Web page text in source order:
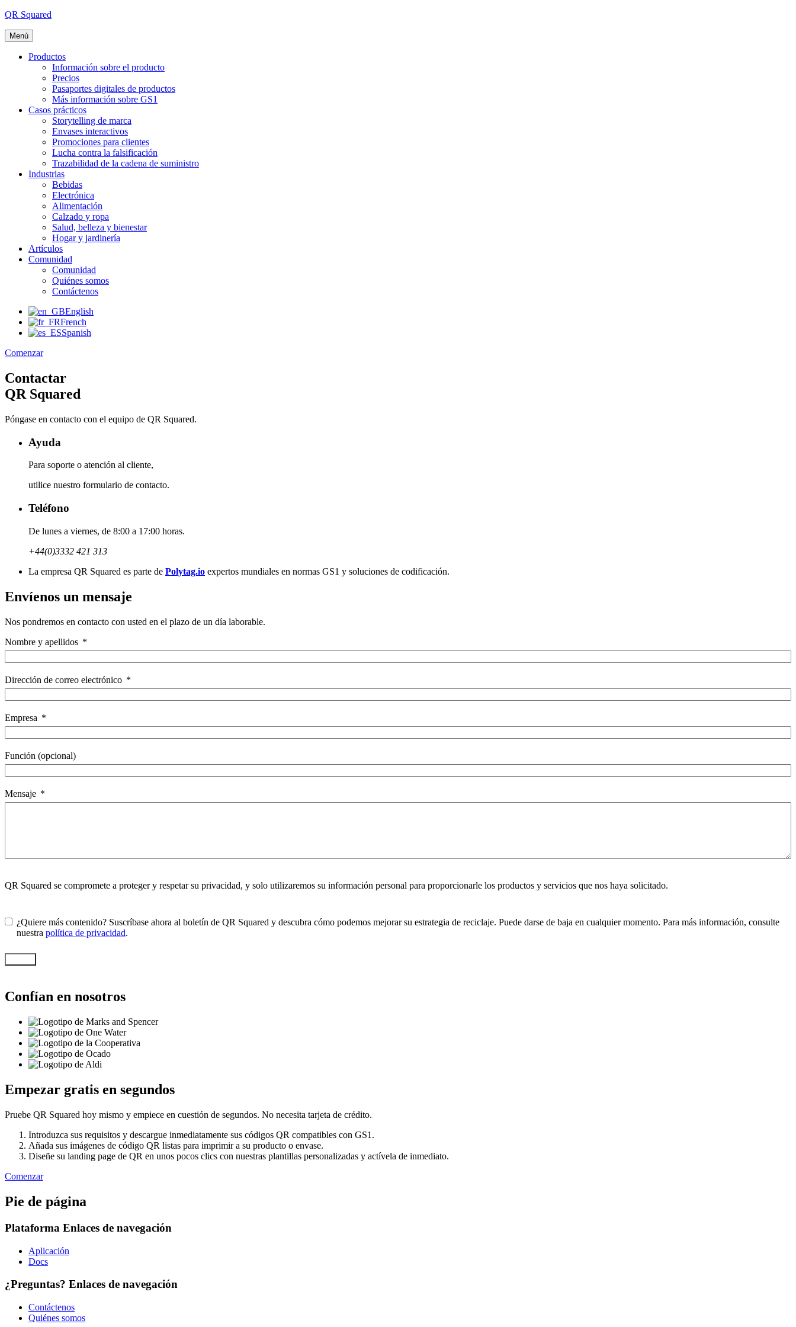
Saltar
contenido
QR Squared
Menú
Productos
Información sobre el producto
Precios
Pasaportes digitales de productos
Más información sobre GS1
Casos prácticos
Storytelling de marca
Envases interactivos
Promociones para clientes
Lucha contra la falsificación
Trazabilidad de la cadena de suministro
Industrias
Bebidas
Electrónica
Alimentación
Calzado y ropa
Salud, belleza y bienestar
Hogar y jardinería
Artículos
Comunidad
Comunidad
Quiénes somos
Contáctenos
English
French
Spanish
Comenzar
Contactar
QR Squared
Póngase en contacto con el equipo de QR Squared.
Ayuda
Para soporte o atención al cliente,
utilice nuestro formulario de contacto.
Teléfono
De lunes a viernes, de 8:00 a 17:00 horas.
+44(0)3332 421 313
La empresa QR Squared es parte de Polytag.io expertos mundiales en normas GS1 y soluciones de codificación.
Envíenos un mensaje
Nos pondremos en contacto con usted en el plazo de un día laborable.
Nombre y apellidos
Dirección de correo electrónico
Empresa
Función (opcional)
Mensaje
QR Squared se compromete a proteger y respetar su privacidad, y solo utilizaremos su información personal para proporcionarle los productos y servicios que nos haya solicitado.
¿Quiere más contenido? Suscríbase ahora al boletín de QR Squared y descubra cómo podemos mejorar su estrategia de reciclaje. Puede darse de baja en cualquier momento. Para más información, consulte
nuestra política de privacidad.
Confían en nosotros
Empezar gratis en segundos
Pruebe QR Squared hoy mismo y empiece en cuestión de segundos. No necesita tarjeta de crédito.
Introduzca sus requisitos y descargue inmediatamente sus códigos QR compatibles con GS1.
Añada sus imágenes de código QR listas para imprimir a su producto o envase.
Diseñe su landing page de QR en unos pocos clics con nuestras plantillas personalizadas y actívela de inmediato.
Comenzar
Pie de página
Plataforma Enlaces de navegación
Aplicación
Docs
¿Preguntas? Enlaces de navegación
Contáctenos
Quiénes somos